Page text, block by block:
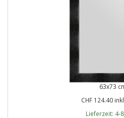
63x73
CHF 124.40
Lieferzeit: 4-